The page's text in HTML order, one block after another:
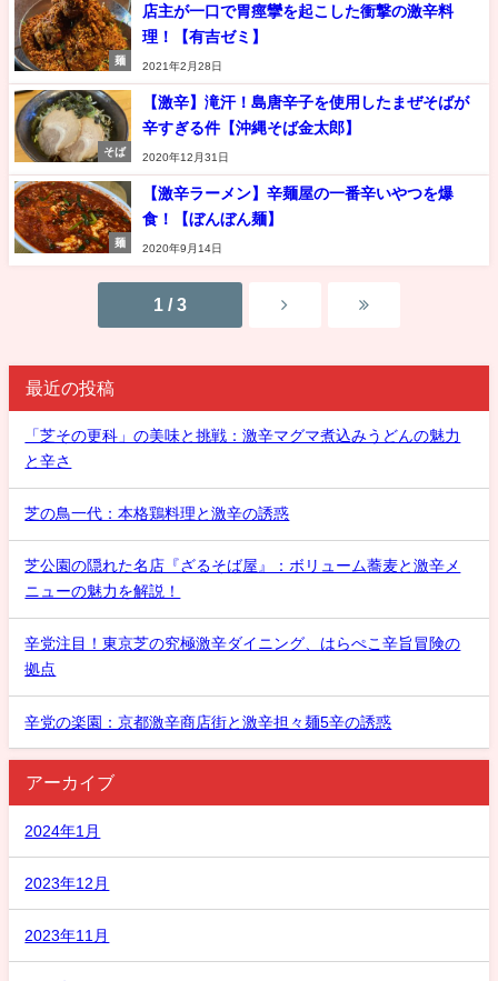
麺
店主が一口で胃痙攣を起こした衝撃の激辛料
理！【有吉ゼミ】
2021年2月28日
そば
【激辛】滝汗！島唐辛子を使用したまぜそばが
辛すぎる件【沖縄そば金太郎】
2020年12月31日
麺
【激辛ラーメン】辛麺屋の一番辛いやつを爆
食！【ぼんぼん麺】
2020年9月14日
1 / 3
最近の投稿
「芝その更科」の美味と挑戦：激辛マグマ煮込みうどんの魅力
と辛さ
芝の鳥一代：本格鶏料理と激辛の誘惑
芝公園の隠れた名店『ざるそば屋』：ボリューム蕎麦と激辛メ
ニューの魅力を解説！
辛党注目！東京芝の究極激辛ダイニング、はらぺこ辛旨冒険の
拠点
辛党の楽園：京都激辛商店街と激辛担々麺5辛の誘惑
アーカイブ
2024年1月
2023年12月
2023年11月